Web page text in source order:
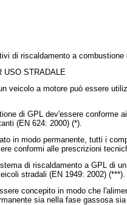
di riscaldamento a
USO STRADALE
veicolo a motore può essere
di GPL dev'essere conforme
(EN 624: 2000) (*).
in modo permanente, tutti i
conformi alle prescrizioni
di riscaldamento a GPL di
stradali (EN 1949: 2002) (***).
concepito in modo che
sia nella fase gassosa